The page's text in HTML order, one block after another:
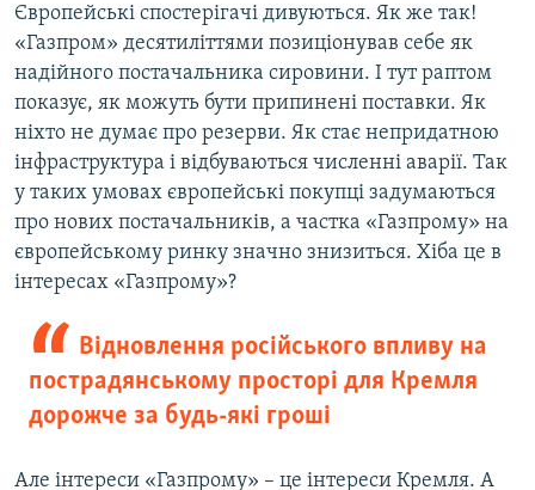
Європейські спостерігачі дивуються. Як же так!
«Газпром» десятиліттями позиціонував себе як
надійного постачальника сировини. І тут раптом
показує, як можуть бути припинені поставки. Як
ніхто не думає про резерви. Як стає непридатною
інфраструктура і відбуваються численні аварії. Так
у таких умовах європейські покупці задумаються
про нових постачальників, а частка «Газпрому» на
європейському ринку значно знизиться. Хіба це в
інтересах «Газпрому»?
Відновлення російського впливу на
пострадянському просторі для Кремля
дорожче за будь-які гроші
Але інтереси «Газпрому» – це інтереси Кремля. А